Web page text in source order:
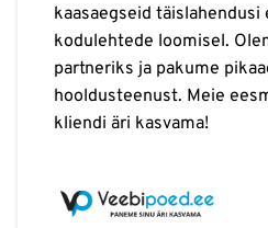
kaasaegseid täislahendusi
kodulehtede loomisel.
partneriks ja pakume
hooldusteenust. Meie
kliendi äri kasvama!